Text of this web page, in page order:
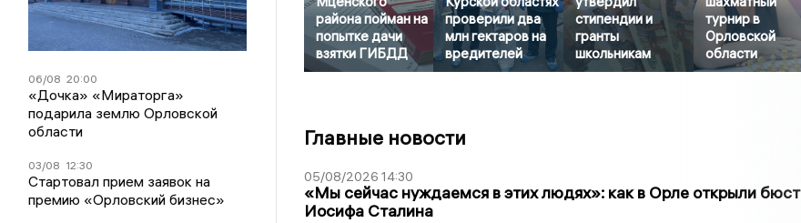
06/08 20:00
«Дочка» «Мираторга»
подарила землю Орловской
области
03/08 12:30
Стартовал прием заявок на
премию «Орловский бизнес»
района пойман на
попытке дачи
взятки ГИБДД
проверили два
млн гектаров на
вредителей
стипендии и
гранты
школьникам
турнир в
Орловской
области
Главные новости
05/08/2026 14:30
«Мы сейчас нуждаемся в этих людях»: как в Орле открыли бюст
Иосифа Сталина